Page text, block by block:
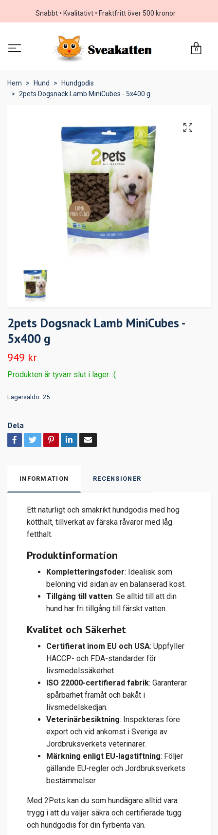
Snabbt • Kvalitativt • Fraktfritt över 500 kronor
0
Hem Hund
Hundgodis
2pets Dogsnack Lamb MiniCubes - 5x400 g
2pets Dogsnack Lamb MiniCubes -
5x400 g
949 kr
Produkten är tyvärr slut i lager. :(
Lagersaldo: 25
Dela
INFORMATION RECENSIONER
Ett naturligt och smakrikt hundgodis med hög
kötthalt, tillverkat av färska råvaror med låg
fetthalt.
Produktinformation
Kompletteringsfoder: Idealisk som
belöning vid sidan av en balanserad kost.
Tillgång till vatten: Se alltid till att din
hund har fri tillgång till färskt vatten.
Kvalitet och Säkerhet
Certifierat inom EU och USA: Uppfyller
HACCP- och FDA-standarder för
livsmedelssäkerhet.
ISO 22000-certifierad fabrik: Garanterar
spårbarhet framåt och bakåt i
livsmedelskedjan.
Veterinärbesiktning: Inspekteras före
export och vid ankomst i Sverige av
Jordbruksverkets veterinärer.
Märkning enligt EU-lagstiftning: Följer
gällande EU-regler och Jordbruksverkets
bestämmelser.
Med 2Pets kan du som hundägare alltid vara
trygg i att du väljer säkra och certifierade tugg
och hundgodis för din fyrbenta vän.